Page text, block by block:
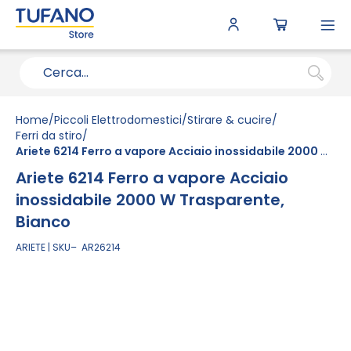
Home Piccoli Elettrodomestici Stirare & cucire
Ferri da stiro
Ariete 6214 Ferro a vapore Acciaio inossidabile 2000 W Trasparente, Bianco
Ariete 6214 Ferro a vapore Acciaio
inossidabile 2000 W Trasparente,
Bianco
ARIETE SKU AR26214